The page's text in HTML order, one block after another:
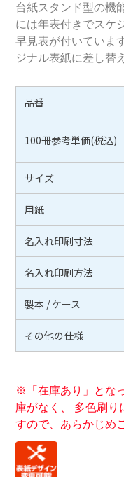
台紙スタンド型の機
には年表付きでスケ
早見表が付いていま
ジナル表紙に差し替
品番
100冊参考単価(税込)
サイズ
用紙
名入れ印刷寸法
名入れ印刷方法
製本 / ケース
その他の仕様
※「在庫あり」とな
庫がなく、 多色刷り
すので、あらかじめ